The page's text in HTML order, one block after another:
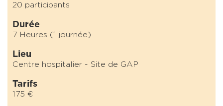
20 participants
Durée
7 Heures (1 journée)
Lieu
Centre hospitalier - Site de GAP
Tarifs
175 €